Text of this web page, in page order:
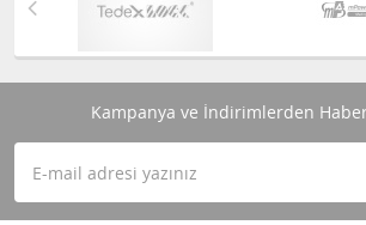
Kampanya ve İndirimlerden